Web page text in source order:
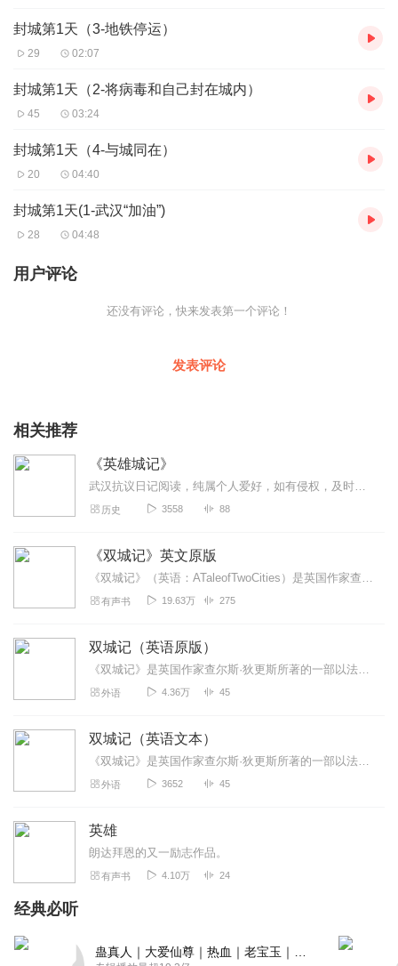
封城第1天（3-地铁停运）
29 02:07
封城第1天（2-将病毒和自己封在城内）
45 03:24
封城第1天（4-与城同在）
20 04:40
封城第1天(1-武汉“加油”)
28 04:48
用户评论
还没有评论，快来发表第一个评论！
发表评论
相关推荐
《英雄城记》
武汉抗议日记阅读，纯属个人爱好，如有侵权，及时联系，及时删除！
历史 3558 88
《双城记》英文原版
《双城记》（英语：ATaleofTwoCities）是英国作家查尔斯·狄更斯（CharlesDickens）所著的一部以法国大革命为背景所写成的长篇历...
有声书 19.63万 275
双城记（英语原版）
《双城记》是英国作家查尔斯·狄更斯所著的一部以法国大革命为背景所写成的长篇历史小说，首次出版于1859年。故事中将巴黎、伦敦两个大城市连结起来，围绕着马内特医生...
外语 4.36万 45
双城记（英语文本）
《双城记》是英国作家查尔斯·狄更斯所著的一部以法国大革命为背景所写成的长篇历史小说，首次出版于1859年。故事中将巴黎、伦敦两个大城市连结起来，围绕着马内特医生...
外语 3652 45
英雄
朗达拜恩的又一励志作品。
有声书 4.10万 24
经典必听